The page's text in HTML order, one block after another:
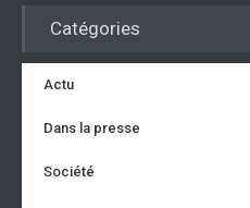
Catégories
Actu
Dans la presse
Société